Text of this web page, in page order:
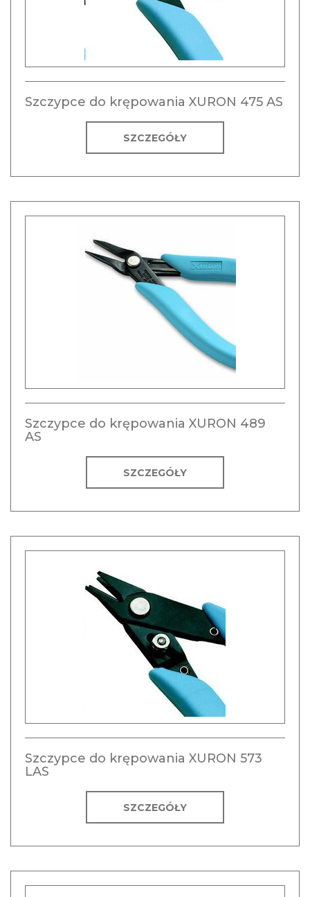
Szczypce do krępowania XURON 475 AS
SZCZEGÓŁY
Szczypce do krępowania XURON 489
AS
SZCZEGÓŁY
Szczypce do krępowania XURON 573
LAS
SZCZEGÓŁY